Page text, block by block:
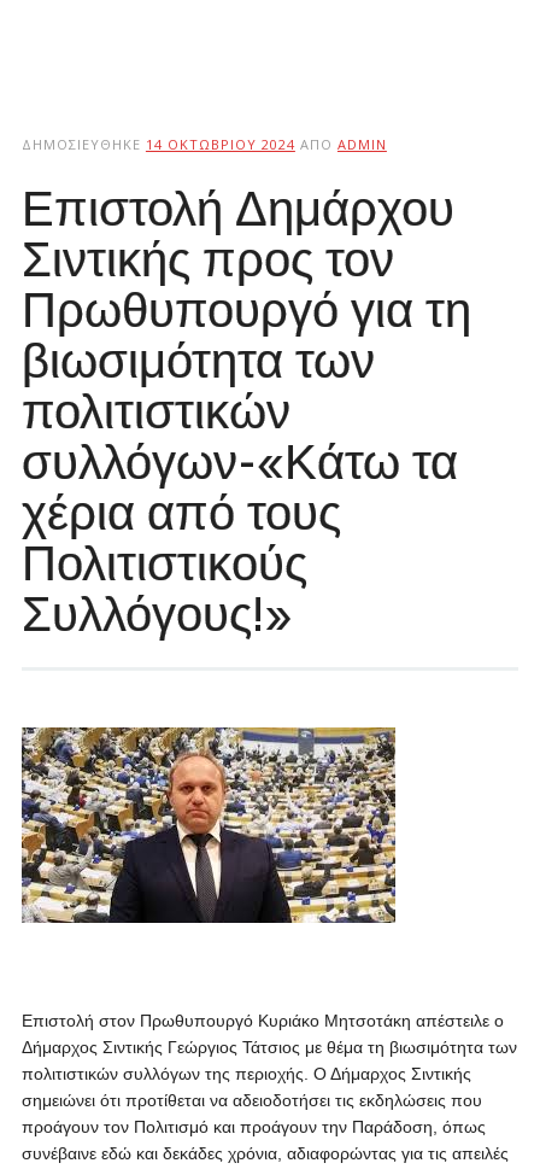
ΔΗΜΟΣΙΕΎΘΗΚΕ 14 ΟΚΤΩΒΡΊΟΥ 2024 ΑΠΌ ADMIN
Επιστολή Δημάρχου
Σιντικής προς τον
Πρωθυπουργό για τη
βιωσιμότητα των
πολιτιστικών
συλλόγων-«Κάτω τα
χέρια από τους
Πολιτιστικούς
Συλλόγους!»
Επιστολή στον Πρωθυπουργό Κυριάκο Μητσοτάκη απέστειλε ο
Δήμαρχος Σιντικής Γεώργιος Τάτσιος με θέμα τη βιωσιμότητα των
πολιτιστικών συλλόγων της περιοχής. Ο Δήμαρχος Σιντικής
σημειώνει ότι προτίθεται να αδειοδοτήσει τις εκδηλώσεις που
προάγουν τον Πολιτισμό και προάγουν την Παράδοση, όπως
συνέβαινε εδώ και δεκάδες χρόνια, αδιαφορώντας για τις απειλές